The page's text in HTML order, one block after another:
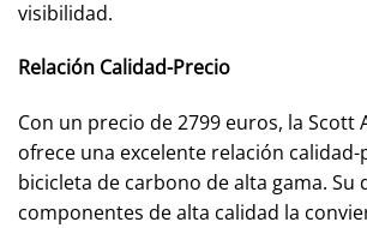
visibilidad.
Relación Calidad-Precio
Con un precio de 2799 euros, la Scott
ofrece una excelente relación
bicicleta de carbono de alta gama. Su
componentes de alta calidad la